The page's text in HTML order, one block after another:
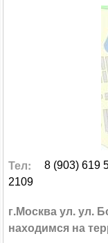
Тел:
8 (903) 619
2109
г.Москва ул. ул.
находимся на